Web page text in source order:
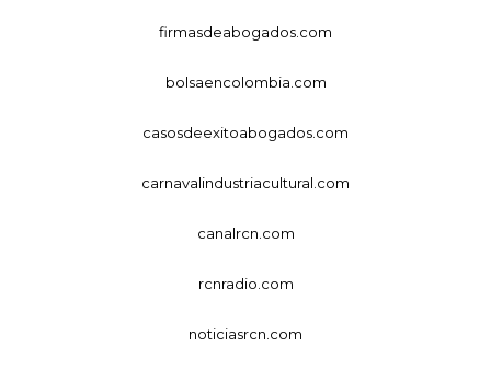
firmasdeabogados.com
bolsaencolombia.com
casosdeexitoabogados.com
carnavalindustriacultural.com
canalrcn.com
rcnradio.com
noticiasrcn.com